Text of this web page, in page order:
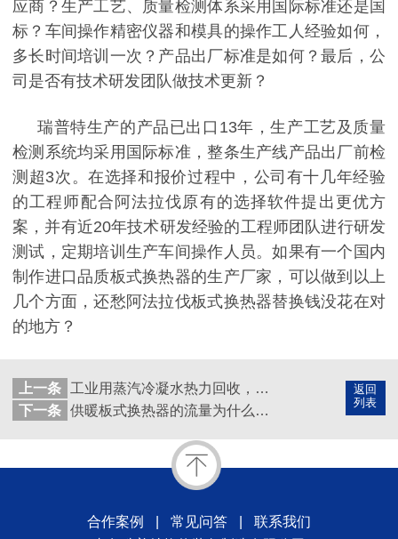
应商？生产工艺、质量检测体系采用国际标准还是国
标？车间操作精密仪器和模具的操作工人经验如何，
多长时间培训一次？产品出厂标准是如何？最后，公
司是否有技术研发团队做技术更新？
瑞普特生产的产品已出口 13年，生产工艺及质量
检测系统均采用国际标准，整条生产线产品出厂前检
测超3次。在选择和报价过程中，公司有十几年经验
的工程师配合阿法拉伐原有的选择软件提出更优方
案，并有近20年技术研发经验的工程师团队进行研发
测试，定期培训生产车间操作人员。如果有一个国内
制作进口品质板式换热器的生产厂家，可以做到以上
几个方面，还愁阿法拉伐板式换热器替换钱没花在对
的地方？
返回
列表
上一条
工业用蒸汽冷凝水热力回收，用板式换热器就够了
下一条
供暖板式换热器的流量为什么那么大？原来是因为这个
合作案例 常见问答
联系我们